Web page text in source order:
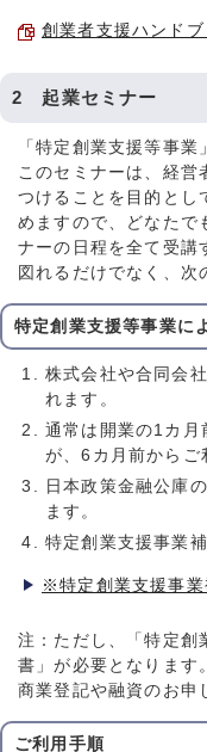
創業者支援ハンド
2 起業セミナー
「特定創業支援等事
このセミナーは、経営
つけることを目的とし
めますので、どなたで
ナーの日程を全て受講
図れるだけでなく、次
特定創業支援等事業に
株式会社や合同会
れます。
通常は開業の1カ月
が、6カ月前からご
日本政策金融公庫
ます。
特定創業支援事業
※特定創業支援事業
注：ただし、「特定創
書」が必要となります
商業登記や融資のお申
ご利用手順